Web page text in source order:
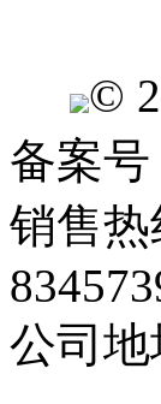
©
备案号
销售
公司